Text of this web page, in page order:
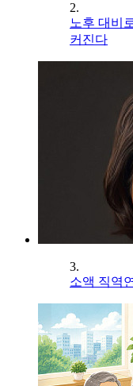
2.
노후 대비
커진다
3.
소액 직역